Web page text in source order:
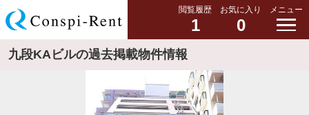
閲覧履歴
1
お気に入り
0
メニュー
九段KAビルの過去掲載物件情報